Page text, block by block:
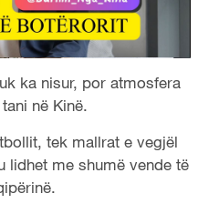
ka nisur, por atmosfera
në Kinë.
tek mallrat e vegjël
lidhet me shumë vende të